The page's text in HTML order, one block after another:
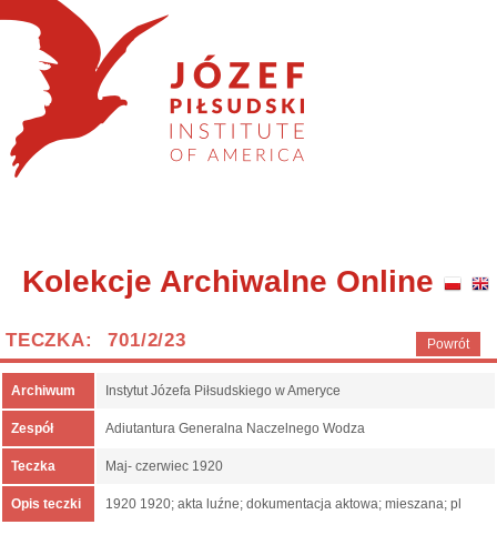
Kolekcje Archiwalne Online
Powrót
TECZKA: 701/2/23
Archiwum Instytut Józefa Piłsudskiego w Ameryce
Zespół Adiutantura Generalna Naczelnego Wodza
Teczka Maj- czerwiec 1920
Opis teczki 1920 1920; akta luźne; dokumentacja aktowa; mieszana; pl